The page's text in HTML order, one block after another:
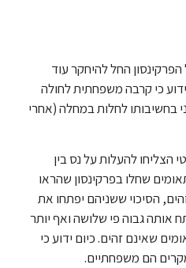
החל להיחקר עוד
כי קרבה משפחתית לחולה
בחשיבותו לחלות במחלה (אחרי
הצליחו להעלות על נס בין
שחלו בפרקינסון שהראו
הסיכוי ששניהם יפתחו את
גבוה פי שלושה ואף יותר
שאינם זהים. כיום ידוע כי
הם משפחתיים.